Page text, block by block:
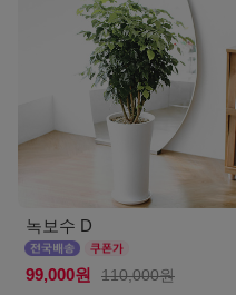
녹보수 D
99,000원 110,000원